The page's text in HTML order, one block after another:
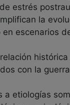
estrés
la
escenarios
histórica
con la
a etiologías